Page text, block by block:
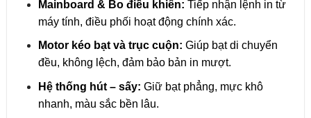
Mainboard & Bo điều khiển: Tiếp nhận lệnh in từ
máy tính, điều phối hoạt động chính xác.
Motor kéo bạt và trục cuộn: Giúp bạt di chuyển
đều, không lệch, đảm bảo bản in mượt.
Hệ thống hút – sấy: Giữ bạt phẳng, mực khô
nhanh, màu sắc bền lâu.